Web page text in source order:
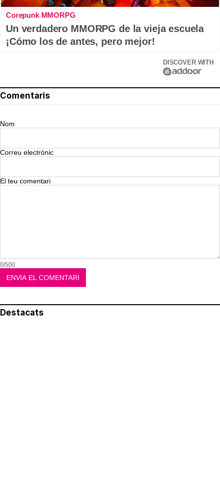
Corepunk MMORPG
Un verdadero MMORPG de la vieja escuela
¡Cómo los de antes, pero mejor!
DISCOVER WITH
Comentaris
Nom
Correu electrònic
El teu comentari
0/500
Destacats